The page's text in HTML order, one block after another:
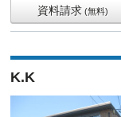
資料請求 (無料)
K.K